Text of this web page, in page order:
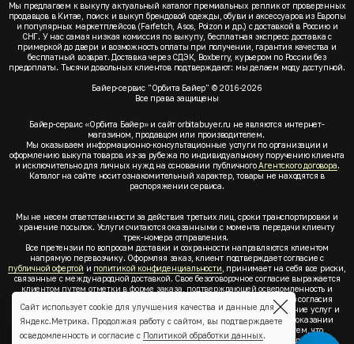
Мы предлагаем к выкупу актуальный каталог премиальных реплик от проверенных
продавцов в Китае, поиск и выкуп брендовой одежды, обуви и аксессуаров из Европы
и популярных маркетплейсов (Farfetch, Asos, Poizon и др.) с доставкой в Россию и
СНГ. У нас самая низкая комиссия по выкупу, бесплатная экспресс доставка с
примеркой до двери и возможность оплаты при получении, гарантия качества и
бесплатный возврат. Доставка через СДЭК, Boxberry, курьером по России без
предоплаты. Тысячи довольных клиентов подтверждают: мы делаем моду доступной.
Байер-сервис "Орбита Байер" © 2016-2026
Все права защищены
Байер-сервис «Орбита Байер» и сайт orbitabuyer.ru не являются интернет-
магазином, продавцом или производителем.
Мы оказываем информационно-консультационные услуги по организации и
оформлению выкупа товаров из-за рубежа по индивидуальному поручению клиента
и исключительно для личных нужд на основании публичногоАгентского договора.
Каталог на сайте носит ознакомительный характер, товары не находятся в
распоряжении сервиса.
Мы не несем ответственности за действия третьих лиц, сроки транспортировки и
хранение посылок. Услуги считаются оказанными с момента передачи клиенту
трек-номера отправления.
Все претензии по вопросам доставки и сохранности направляются клиентом
напрямую перевозчику. Оформляя заказ, клиент подтверждает согласие с
публичной офертой и политикой конфиденциальности , принимает на себя все риски,
связанные с международной доставкой. Свое безоговорочное согласие выражается
клиентом путем отметки в форме заказа, подтверждающей осведомленность и
согласие клиента со всеми предлагаемыми сервисом условиями. Без согласия
клиента спубличной офертой иполитикой конфиденциальностиоказание услуг и
оформление заказа невозможно. Заключая акцепт условий оферты об оказании
услуг, клиент понимает, заверяет, подтверждает и соглашается с тем, что
выкупаемые товары по индивидуальному запросу выбраны им для личных,
Сайт использует cookie для улучшения качества и данные для
Яндекс.Метрика. Продолжая работу с сайтом, вы подтверждаете
осведомленность и согласие с Политикой обработки данных.